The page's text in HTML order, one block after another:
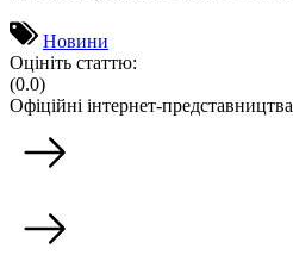
Новини
Оцініть статтю:
(0.0)
Офіційні інтернет-представництва